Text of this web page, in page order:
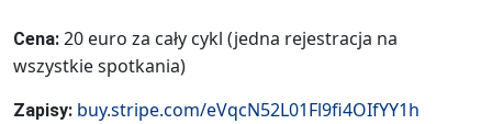
Cena: 20 euro za cały cykl (jedna rejestracja na
wszystkie spotkania)
Zapisy: buy.stripe.com/eVqcN52L01Fl9fi4OIfYY1h